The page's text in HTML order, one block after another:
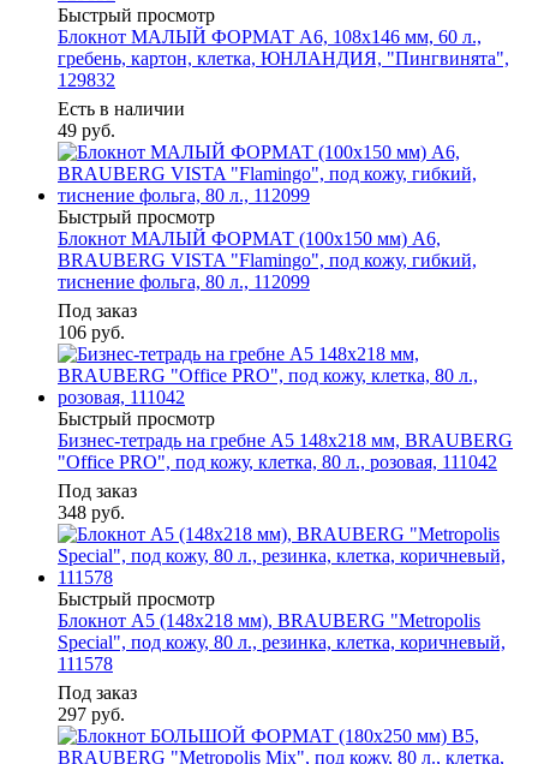
Быстрый просмотр
Блокнот МАЛЫЙ ФОРМАТ А6, 108х146 мм, 60 л.,
гребень, картон, клетка, ЮНЛАНДИЯ, "Пингвинята",
129832
Есть в наличии
49 руб.
Быстрый просмотр
Блокнот МАЛЫЙ ФОРМАТ (100х150 мм) А6,
BRAUBERG VISTA "Flamingo", под кожу, гибкий,
тиснение фольга, 80 л., 112099
Под заказ
106 руб.
Быстрый просмотр
Бизнес-тетрадь на гребне А5 148x218 мм, BRAUBERG
"Office PRO", под кожу, клетка, 80 л., розовая, 111042
Под заказ
348 руб.
Быстрый просмотр
Блокнот А5 (148x218 мм), BRAUBERG "Metropolis
Special", под кожу, 80 л., резинка, клетка, коричневый,
111578
Под заказ
297 руб.